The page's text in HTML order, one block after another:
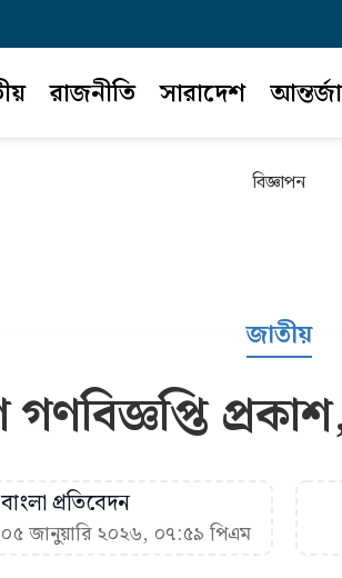
রাজনীতি সারাদেশ
বিজ্ঞাপন
জাতীয়
গণবিজ্ঞপ্তি
প্রতিবেদন
জানুয়ারি ২০২৬, ০৭:৫৯ পিএম